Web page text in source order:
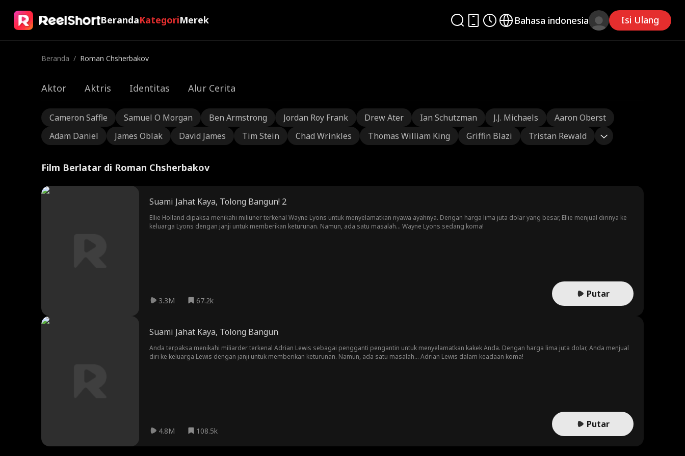
BerandaKategoriMerek Bahasa indonesia Isi Ulang
Beranda / Roman Chsherbakov
Aktor Aktris Identitas Alur Cerita
Cameron Saffle Samuel O Morgan Ben Armstrong Jordan Roy Frank Drew Ater Ian Schutzman J.J. Michaels
Aaron Oberst
Adam Daniel
James Oblak David James Tim Stein Chad Wrinkles Thomas William King Griffin Blazi Tristan Rewald
Film Berlatar di Roman Chsherbakov
Suami Jahat Kaya, Tolong Bangun! 2
Ellie Holland dipaksa menikahi miliuner terkenal Wayne Lyons untuk menyelamatkan nyawa ayahnya. Dengan harga lima juta dolar yang besar, Ellie menjual dirinya ke
keluarga Lyons dengan janji untuk memberikan keturunan. Namun, ada satu masalah... Wayne Lyons sedang koma!
3.3M 67.2k
Putar
Suami Jahat Kaya, Tolong Bangun
Anda terpaksa menikahi miliarder terkenal Adrian Lewis sebagai pengganti pengantin untuk menyelamatkan kakek Anda. Dengan harga lima juta dolar, Anda menjual
diri ke keluarga Lewis dengan janji untuk memberikan keturunan. Namun, ada satu masalah... Adrian Lewis dalam keadaan koma!
4.8M 108.5k
Putar